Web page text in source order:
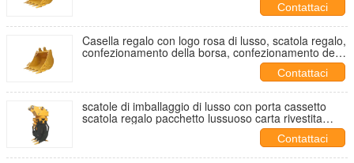
Contattaci
Casella regalo con logo rosa di lusso, scatola regalo,
confezionamento della borsa, confezionamento della
Contattaci
scatole di imballaggio di lusso con porta cassetto
scatola regalo pacchetto lussuoso carta rivestita
Contattaci